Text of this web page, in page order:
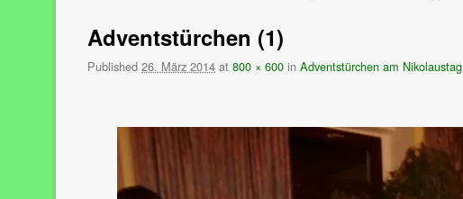
Adventstürchen (1)
Published 26. März 2014 at 800 × 600 in Adventstürchen am Nikolaustag